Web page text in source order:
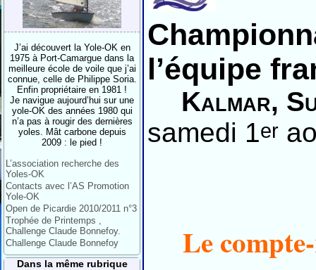
J’ai découvert la Yole-OK en
1975 à Port-Camargue dans la
meilleure école de voile que j’ai
connue, celle de Philippe Soria.
Enfin propriétaire en 1981 !
Je navigue aujourd’hui sur une
yole-OK des années 1980 qui
n’a pas à rougir des dernières
yoles. Mât carbone depuis
2009 : le pied !
L’association recherche des
Yoles-OK
Contacts avec l’AS Promotion
Yole-OK
Open de Picardie 2010/2011 n°3
Trophée de Printemps ,
Challenge Claude Bonnefoy.
Challenge Claude Bonnefoy
Dans la même rubrique
l’équipe
Kalmar,
samedi 1er
Le